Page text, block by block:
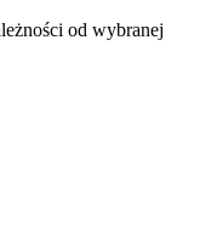
od wybranej